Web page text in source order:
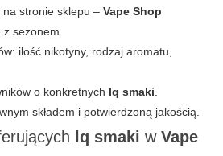
stronie sklepu – Vape Shop
sezonem.
ilość nikotyny, rodzaj aromatu,
o konkretnych lq smaki
składem i potwierdzoną jakością.
lq smaki w Vape